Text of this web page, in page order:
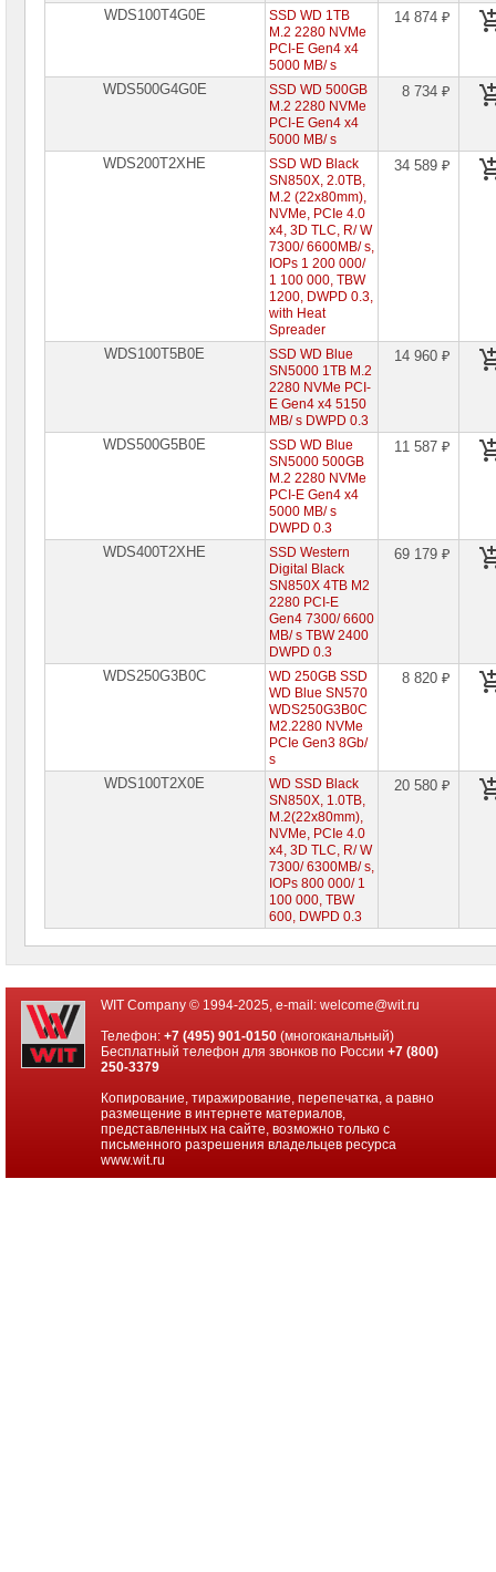
WDS100T4G0E
SSD WD 1TB
M.2 2280 NVMe
PCI-E Gen4 x4
5000 MB/ s
14 874 ₽
WDS500G4G0E
SSD WD 500GB
M.2 2280 NVMe
PCI-E Gen4 x4
5000 MB/ s
8 734 ₽
WDS200T2XHE
SSD WD Black
SN850X, 2.0TB,
M.2 (22x80mm),
NVMe, PCIe 4.0
x4, 3D TLC, R/ W
7300/ 6600MB/ s,
IOPs 1 200 000/
1 100 000, TBW
1200, DWPD 0.3,
with Heat
Spreader
34 589 ₽
WDS100T5B0E
SSD WD Blue
SN5000 1TB M.2
2280 NVMe PCI-
E Gen4 x4 5150
MB/ s DWPD 0.3
14 960 ₽
WDS500G5B0E
SSD WD Blue
SN5000 500GB
M.2 2280 NVMe
PCI-E Gen4 x4
5000 MB/ s
DWPD 0.3
11 587 ₽
WDS400T2XHE
SSD Western
Digital Black
SN850X 4TB M2
2280 PCI-E
Gen4 7300/ 6600
MB/ s TBW 2400
DWPD 0.3
69 179 ₽
WDS250G3B0C
WD 250GB SSD
WD Blue SN570
WDS250G3B0C
M2.2280 NVMe
PCIe Gen3 8Gb/
s
8 820 ₽
WDS100T2X0E
WD SSD Black
SN850X, 1.0TB,
M.2(22x80mm),
NVMe, PCIe 4.0
x4, 3D TLC, R/ W
7300/ 6300MB/ s,
IOPs 800 000/ 1
100 000, TBW
600, DWPD 0.3
20 580 ₽
WIT Company © 1994-2025, e-mail: welcome@wit.ru
Телефон:+7 (495) 901-0150 (многоканальный)
Бесплатный телефон для звонков по России+7 (800)
250-3379
Копирование, тиражирование, перепечатка, а равно
размещение в интернете материалов,
представленных на сайте, возможно только с
письменного разрешения владельцев ресурса
www.wit.ru